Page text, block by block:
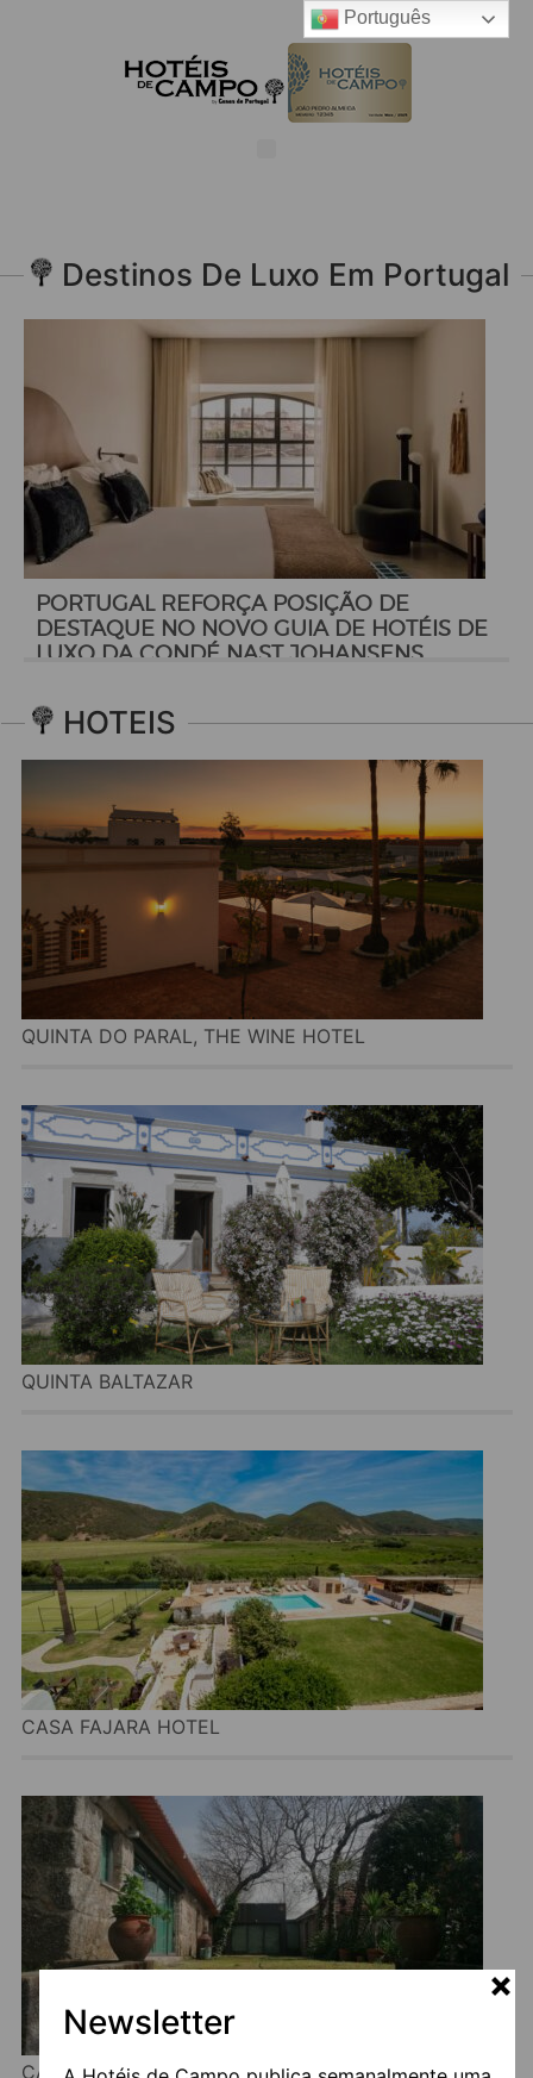
Newsletter
Destinos De Luxo Em Portugal
PORTUGAL REFORÇA POSIÇÃO DE
DESTAQUE NO NOVO GUIA DE HOTÉIS DE
LUXO DA CONDÉ NAST JOHANSENS
HOTEIS
QUINTA DO PARAL, THE WINE HOTEL
QUINTA BALTAZAR
CASA FAJARA HOTEL
CASA DO CERRADO DO CRUZEIRO
Português